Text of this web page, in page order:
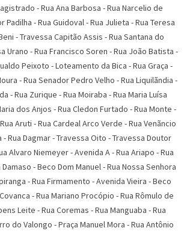
-Rua Ana Barbosa -Rua Narcelio de
Padilha -Rua Guidoval-Rua Julieta -Rua Teresa
-Travessa Capitão Assis -Rua Santana do
Urano -Rua Francisco Soren -Rua João Batista -
Peixoto -Loteamento da Bica -Rua Graça -
-Rua Senador Pedro Velho -Rua Liquilãndia -
-Rua Zurique -Rua Moiraba -Rua Maria Luí­sa
dos Anjos -Rua Cledon Furtado -Rua Monte -
Rua Aruti -Rua Cardeal Arco Verde -Rua Venãncio
-Rua Dagmar-Travessa Oito -Travessa Doutor
Alvaro Niemeyer-Avenida A-Rua Ariapo -Rua
Damaso -Beco Dom Manuel-Rua Nossa Senhora
-Rua Firmamento -Avenida Vieira -Beco
-Rua Mariano Procópio -Rua Rômulo de
Leite -Rua Coremas -Rua Manguaba -Rua
do Valongo -Praça Manuel Mora -Rua Antônio